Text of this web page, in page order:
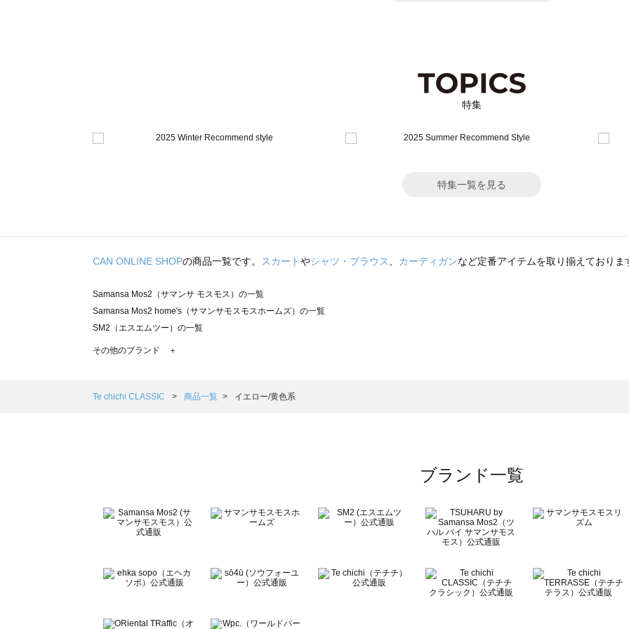
特集
特集一覧を見る
CAN ONLINE SHOPの商品一覧です。 スカートやシャツ・ブラウス、 カーディガンなど定番アイテムを取り揃えておりま
Samansa Mos2（サマンサ モスモス）の一覧
Samansa Mos2 home's（サマンサモスモスホームズ）の一覧
SM2（エスエムツー）の一覧
TSUHARU by Samansa Mos2（ツハルバイサマンサモスモス）の一覧
Samansa Mos2 Lagom（サマンサモスモス ラーゴム）の一覧
BETTY'S BLUE（べティーズブルー）の一覧
Wpc.（ワールドパーティー）の一覧
その他のブランド ＋
Te chichi CLASSIC 商品一覧 イエロー/黄色系
ブランド一覧